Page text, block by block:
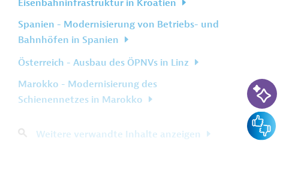
Eisenbahninfrastruktur in Kroatien
Spanien - Modernisierung von Betriebs- und
Bahnhöfen in Spanien
Österreich - Ausbau des ÖPNVs in Linz
Marokko - Modernisierung des
Schienennetzes in Marokko
Weitere verwandte Inhalte anzeigen
KI-